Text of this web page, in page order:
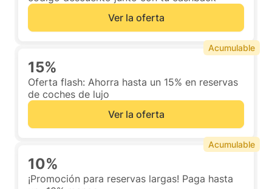
Ver la oferta
15%
Oferta flash: Ahorra hasta un 15% en reservas
de coches de lujo
Ver la oferta
Acumulable
10%
¡Promoción para reservas largas! Paga hasta
Acumulable